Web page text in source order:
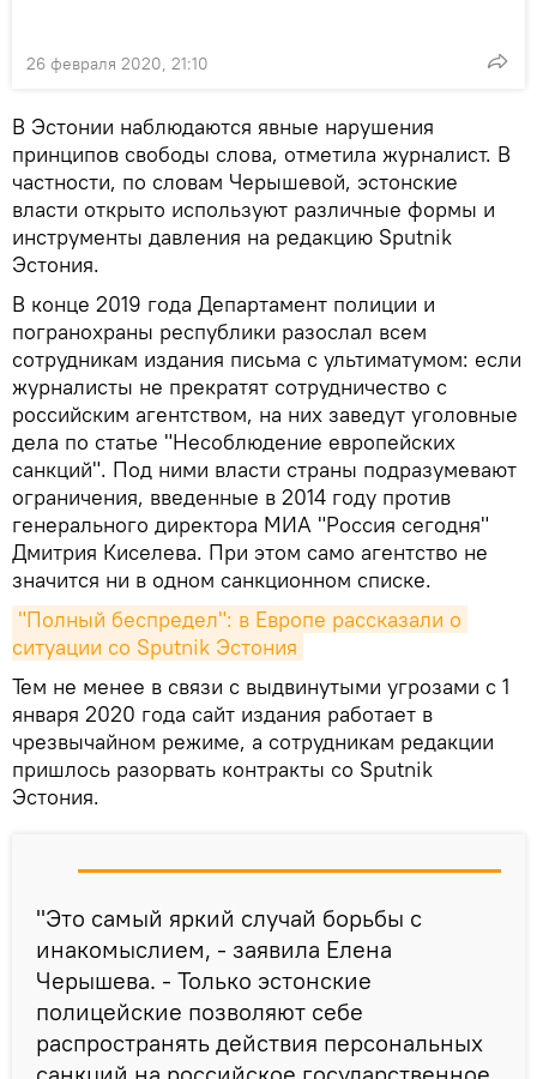
26 февраля 2020, 21:10
В Эстонии наблюдаются явные нарушения
принципов свободы слова, отметила журналист. В
частности, по словам Черышевой, эстонские
власти открыто используют различные формы и
инструменты давления на редакцию Sputnik
Эстония.
В конце 2019 года Департамент полиции и
погранохраны республики разослал всем
сотрудникам издания письма с ультиматумом: если
журналисты не прекратят сотрудничество с
российским агентством, на них заведут уголовные
дела по статье "Несоблюдение европейских
санкций". Под ними власти страны подразумевают
ограничения, введенные в 2014 году против
генерального директора МИА "Россия сегодня"
Дмитрия Киселева. При этом само агентство не
значится ни в одном санкционном списке.
"Полный беспредел": в Европе рассказали о
ситуации со Sputnik Эстония
Тем не менее в связи с выдвинутыми угрозами с 1
января 2020 года сайт издания работает в
чрезвычайном режиме, а сотрудникам редакции
пришлось разорвать контракты со Sputnik
Эстония.
"Это самый яркий случай борьбы с
инакомыслием, - заявила Елена
Черышева. - Только эстонские
полицейские позволяют себе
распространять действия персональных